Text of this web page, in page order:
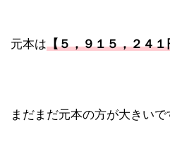
元本は【５，９１５，２４１
まだまだ元本の方が大きいで